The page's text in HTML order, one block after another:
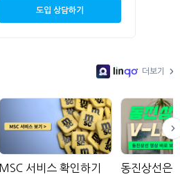
도입 상담하기
더보기
MSC 서비스 확인하기